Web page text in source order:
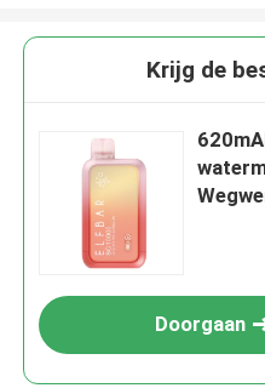
Krijg de
Doorgaan